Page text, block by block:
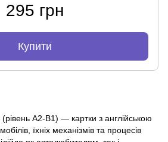
295 грн
Купити
(рівень А2-В1) — картки з англійською
їхніх механізмів та процесів